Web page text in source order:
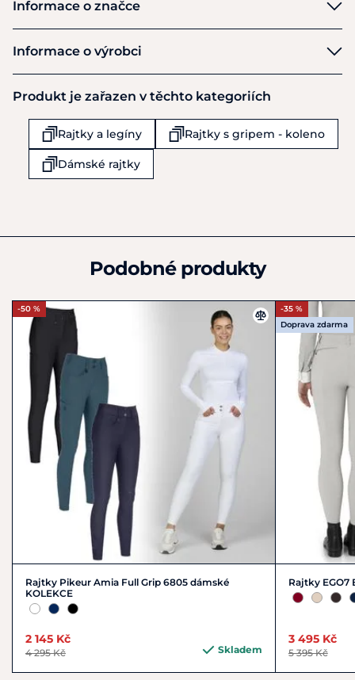
Informace o značce
Pikeur
Informace o výrobci
Pikeur Reitmoden Brinkmann GmbH & Co. KG
Esch 19
Werther
D33824
Německo
Produkt je zařazen v těchto kategoriích
Rajtky a legíny Rajtky s gripem - koleno
Dámské rajtky
Podobné produkty
-50 %
Rajtky Pikeur Amia Full Grip 6805 dámské
KOLEKCE
2 145 Kč
4 295 Kč Skladem
-35 %
Doprava zdarma
Rajtky EGO7
3 495 Kč
5 395 Kč